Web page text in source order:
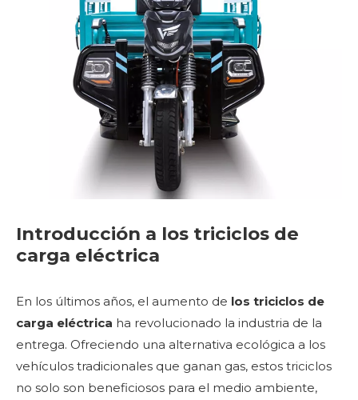
Introducción a los triciclos de
carga eléctrica
En los últimos años, el aumento de los triciclos de
carga eléctrica ha revolucionado la industria de la
entrega. Ofreciendo una alternativa ecológica a los
vehículos tradicionales que ganan gas, estos triciclos
no solo son beneficiosos para el medio ambiente,